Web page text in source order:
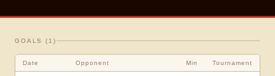
GOALS ( 1 )
Date Opponent Min Tournament